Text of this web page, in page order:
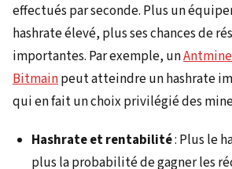
effectués par seconde. Plus un
hashrate élevé, plus ses chances de
importantes. Par exemple, un
Bitmainpeut atteindre un hashrate
qui en fait un choix privilégié des
Hashrate et rentabilité: Plus le
plus la probabilité de gagner les